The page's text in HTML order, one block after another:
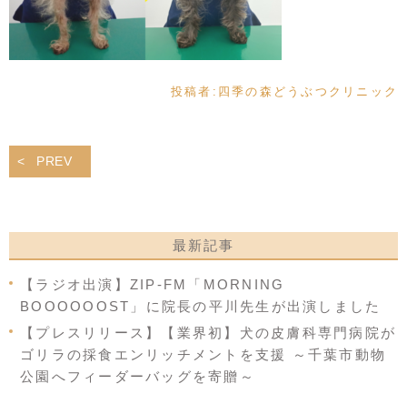
投稿者: 四季の森どうぶつクリニック
PREV
最新記事
【ラジオ出演】ZIP-FM「MORNING
BOOOOOOST」に院長の平川先生が出演しました
【プレスリリース】【業界初】犬の皮膚科専門病院が
ゴリラの採食エンリッチメントを支援 ～千葉市動物
公園へフィーダーバッグを寄贈～